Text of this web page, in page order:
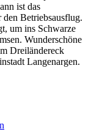
ist das
Betriebsausflug.
um ins Schwarze
Wunderschöne
Dreiländereck
Langenargen.